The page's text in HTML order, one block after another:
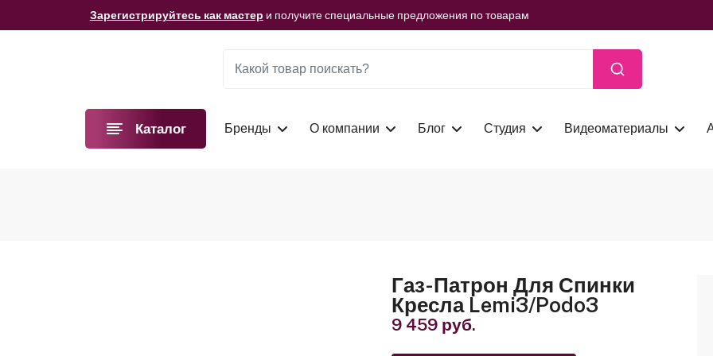
Зарегистрируйтесь как мастер и получите специальные предложения по товарам
Мы подготовили для вас видеоматериалы! Смотреть сейчас
Каталог Бренды О компании Блог Студия Видеоматериалы
Газ-Патрон Для Спинки
Кресла Lemi3/Podo3
9 459 руб.